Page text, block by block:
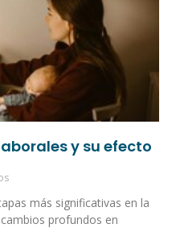
y su efecto
más significativas en la
profundos en